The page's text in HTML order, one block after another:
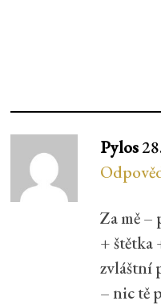
Pylos
Za mě
+ štětka
zvláštní
– nic tě